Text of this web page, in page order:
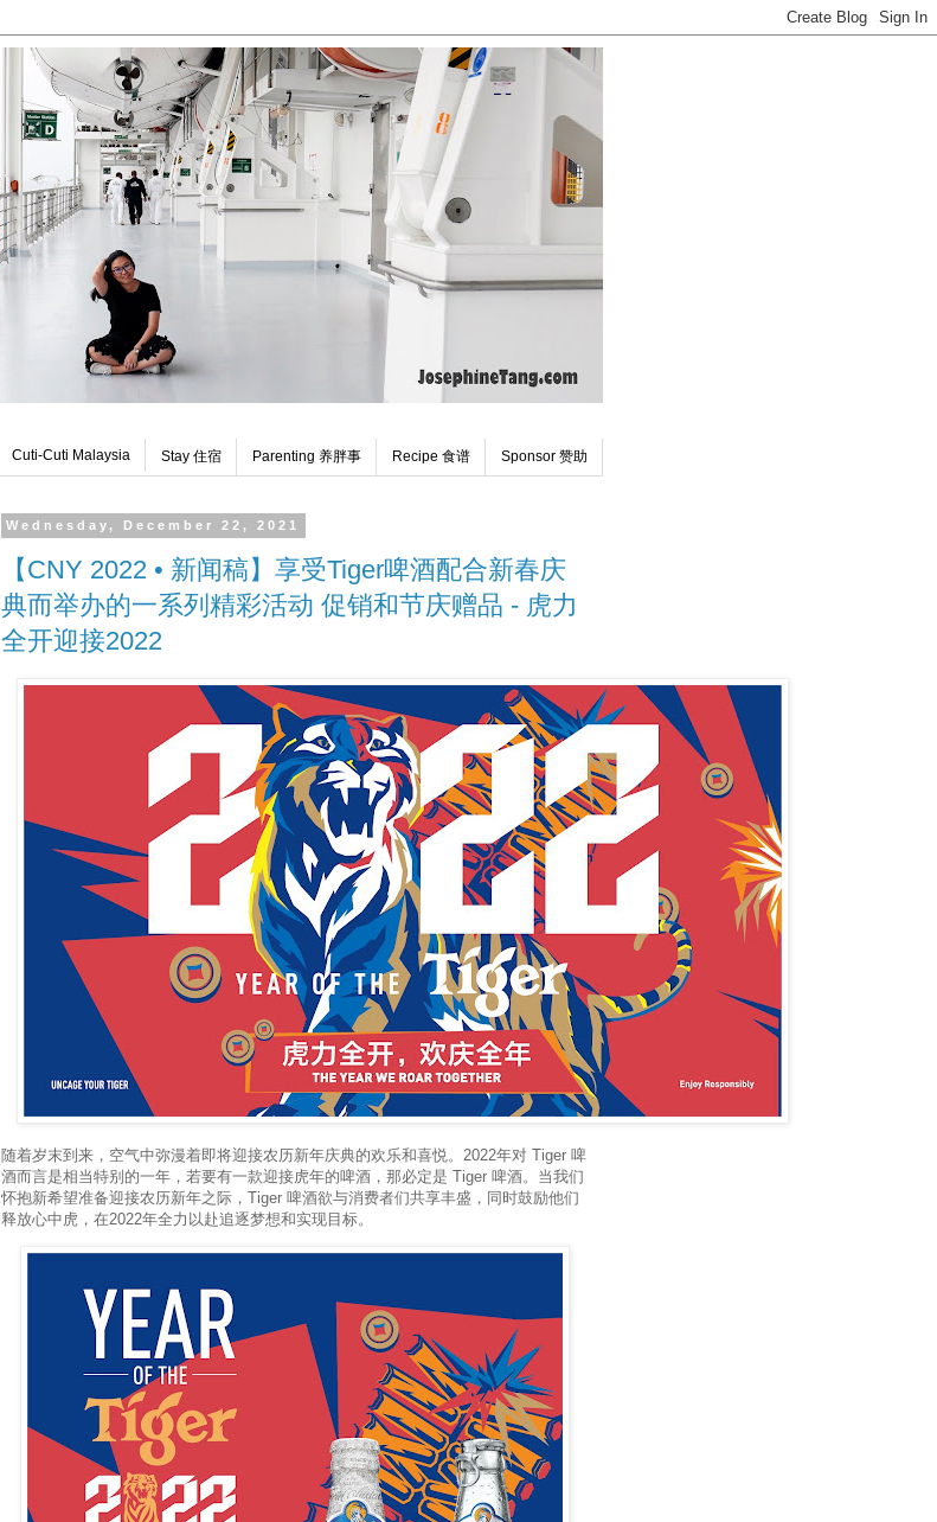
Cuti-Cuti Malaysia Stay 住宿 Parenting 养胖事 Recipe 食谱 Sponsor 赞助
Wednesday, December 22, 2021
【CNY 2022 • 新闻稿】享受Tiger啤酒配合新春庆
典而举办的一系列精彩活动 促销和节庆赠品 - 虎力
全开迎接2022
随着岁末到来，空气中弥漫着即将迎接农历新年庆典的欢乐和喜悦。2022年对 Tiger 啤
酒而言是相当特别的一年，若要有一款迎接虎年的啤酒，那必定是 Tiger 啤酒。当我们
怀抱新希望准备迎接农历新年之际，Tiger 啤酒欲与消费者们共享丰盛，同时鼓励他们
释放心中虎，在2022年全力以赴追逐梦想和实现目标。